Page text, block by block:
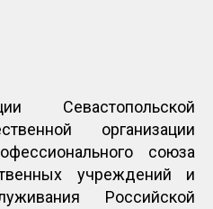
Севастопольской
организации
союза
учреждений и
Российской